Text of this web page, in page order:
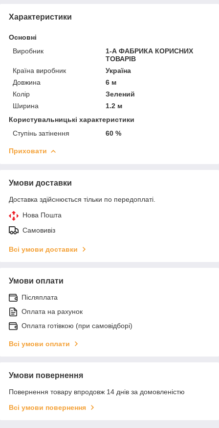
Характеристики
Основні
Виробник
1-А ФАБРИКА КОРИСНИХ
ТОВАРІВ
Країна виробник
Україна
Довжина
6 м
Колір
Зелений
Ширина
1.2 м
Користувальницькі характеристики
Ступінь затінення
60 %
Приховати
Умови доставки
Доставка здійснюється тільки по передоплаті.
Нова Пошта
Самовивіз
Всі умови доставки
Умови оплати
Післяплата
Оплата на рахунок
Оплата готівкою (при самовідборі)
Всі умови оплати
Умови повернення
Повернення товару впродовж 14 днів за домовленістю
Всі умови повернення